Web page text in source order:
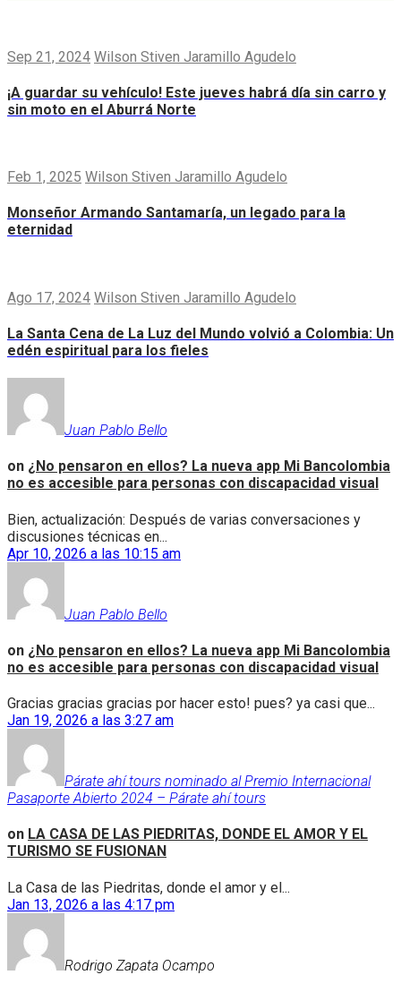
Sep 21, 2024 Wilson Stiven Jaramillo Agudelo
¡A guardar su vehículo! Este jueves habrá día sin carro y
sin moto en el Aburrá Norte
Feb 1, 2025 Wilson Stiven Jaramillo Agudelo
Monseñor Armando Santamaría, un legado para la
eternidad
Ago 17, 2024 Wilson Stiven Jaramillo Agudelo
La Santa Cena de La Luz del Mundo volvió a Colombia: Un
edén espiritual para los fieles
Juan Pablo Bello
on ¿No pensaron en ellos? La nueva app Mi Bancolombia
no es accesible para personas con discapacidad visual
Bien, actualización: Después de varias conversaciones y
discusiones técnicas en...
Apr 10, 2026 a las 10:15 am
Juan Pablo Bello
on ¿No pensaron en ellos? La nueva app Mi Bancolombia
no es accesible para personas con discapacidad visual
Gracias gracias gracias por hacer esto! pues? ya casi que...
Jan 19, 2026 a las 3:27 am
Párate ahí tours nominado al Premio Internacional
Pasaporte Abierto 2024 – Párate ahí tours
on LA CASA DE LAS PIEDRITAS, DONDE EL AMOR Y EL
TURISMO SE FUSIONAN
La Casa de las Piedritas, donde el amor y el...
Jan 13, 2026 a las 4:17 pm
Rodrigo Zapata Ocampo